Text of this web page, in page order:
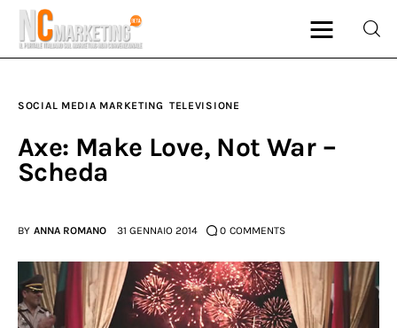
Rubriche
Glossario
NCMarketing
SOCIAL MEDIA MARKETING TELEVISIONE
Axe: Make Love, Not War –
Scheda
BY ANNA ROMANO 31 GENNAIO 2014 0 COMMENTS